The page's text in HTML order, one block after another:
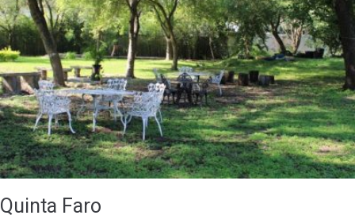
Quinta Faro